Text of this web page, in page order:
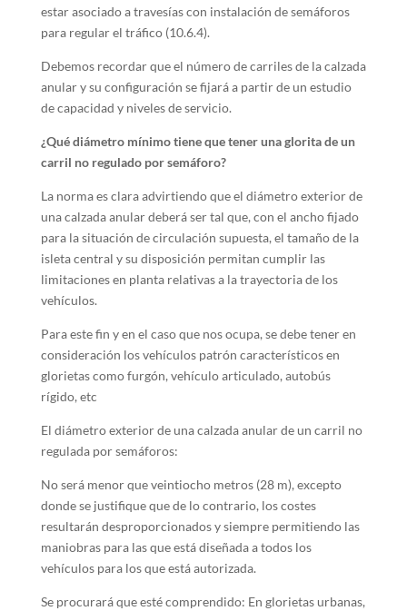
estar asociado a travesías con instalación de semáforos
para regular el tráfico (10.6.4).
Debemos recordar que el número de carriles de la calzada
anular y su configuración se fijará a partir de un estudio
de capacidad y niveles de servicio.
¿Qué diámetro mínimo tiene que tener una glorita de un
carril no regulado por semáforo?
La norma es clara advirtiendo que el diámetro exterior de
una calzada anular deberá ser tal que, con el ancho fijado
para la situación de circulación supuesta, el tamaño de la
isleta central y su disposición permitan cumplir las
limitaciones en planta relativas a la trayectoria de los
vehículos.
Para este fin y en el caso que nos ocupa, se debe tener en
consideración los vehículos patrón característicos en
glorietas como furgón, vehículo articulado, autobús
rígido, etc
El diámetro exterior de una calzada anular de un carril no
regulada por semáforos:
No será menor que veintiocho metros (28 m), excepto
donde se justifique que de lo contrario, los costes
resultarán desproporcionados y siempre permitiendo las
maniobras para las que está diseñada a todos los
vehículos para los que está autorizada.
Se procurará que esté comprendido: En glorietas urbanas,